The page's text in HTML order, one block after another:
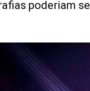
poderiam